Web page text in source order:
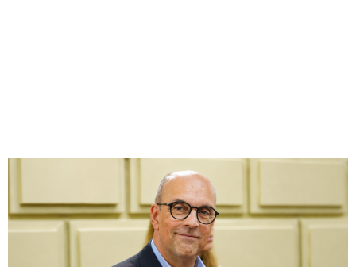
Diputado Provincial
Palo Oliver busca que reclamarle los
fondos a Nación deje de depender del